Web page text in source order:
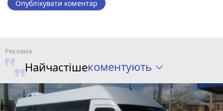
Опублікувати коментар
Найчастішекоментують